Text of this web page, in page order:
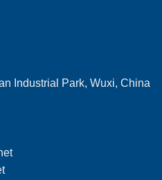
Industrial Park, Wuxi, China